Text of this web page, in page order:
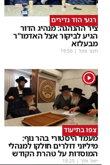
רגעי הוד נדירים
ציר ההנהגה: מנהיג הדור
הגיע לביקור אצל האדמו"ר
מבעלזא
חנוך פוגל |
19:56
1
צפו בתיעוד
מעמד היסטורי בהר נוף:
מיליוני דולרים חולקו למנהלי
המוסדות על טהרת הקודש
יואל וולך |
18:25